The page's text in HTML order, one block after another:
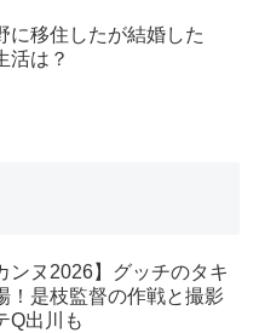
に移住したが結婚した
活は？
ンヌ2026】グッチのタキ
！是枝監督の作戦と撮影
Q出川も